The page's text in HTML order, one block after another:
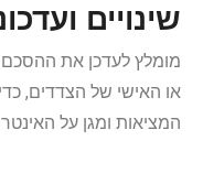
שינויים
מומלץ לעדכן את ההסכם
או האישי של הצדדים,
המציאות ומגן על